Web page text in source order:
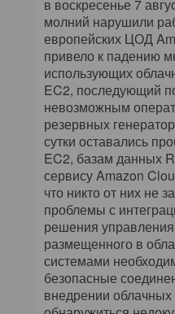
в воскресенье 7
молний нарушили
европейских ЦОД
привело к падению
использующих
EC2, последующий
невозможным
резервных
сутки оставались
EC2, базам данных
сервису Amazon
что никто от них не
проблемы с
решения
размещенного в
системами
безопасные
внедрении